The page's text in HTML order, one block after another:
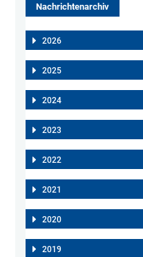
Nachrichtenarchiv
2026
2025
2024
2023
2022
2021
2020
2019